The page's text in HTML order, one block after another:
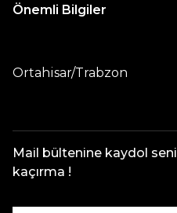
Önemli Bilgiler
Ortahisar/Trabzon
Mail bültenine kaydol
kaçırma !